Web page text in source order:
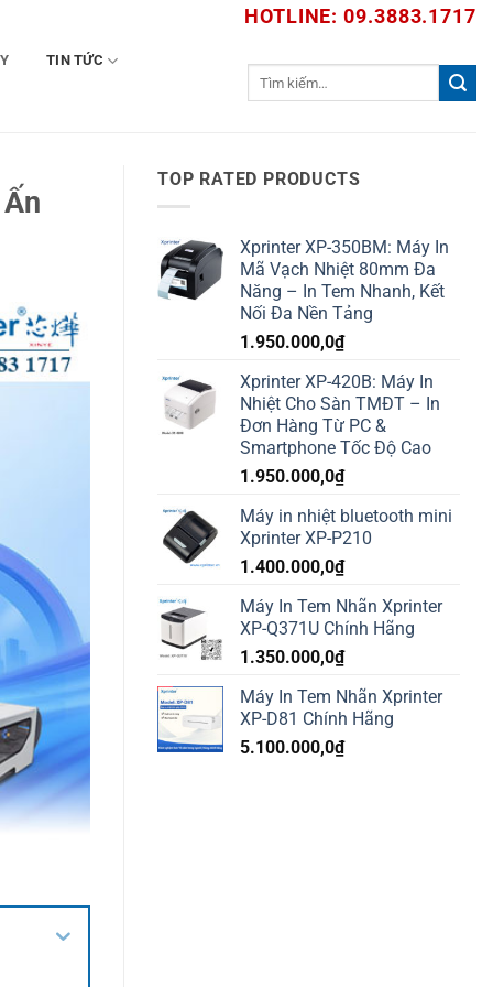
HOTLINE: 09.3883.1717
TIN TỨC
TOP RATED PRODUCTS
Xprinter XP-350BM: Máy In
Mã Vạch Nhiệt 80mm Đa
Năng – In Tem Nhanh, Kết
Nối Đa Nền Tảng
1.950.000,0₫
Xprinter XP-420B: Máy In
Nhiệt Cho Sàn TMĐT – In
Đơn Hàng Từ PC &
Smartphone Tốc Độ Cao
1.950.000,0₫
Máy in nhiệt bluetooth mini
Xprinter XP-P210
1.400.000,0₫
Máy In Tem Nhãn Xprinter
XP-Q371U Chính Hãng
1.350.000,0₫
Máy In Tem Nhãn Xprinter
XP-D81 Chính Hãng
5.100.000,0₫